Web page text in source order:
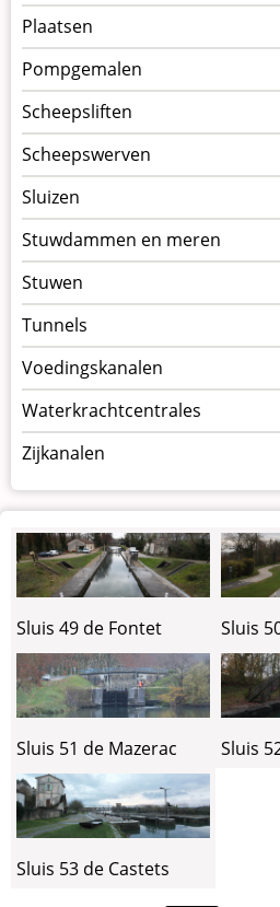
Plaatsen
Pompgemalen
Scheepsliften
Scheepswerven
Sluizen
Stuwdammen en meren
Stuwen
Tunnels
Voedingskanalen
Waterkrachtcentrales
Zijkanalen
Sluis 49 de Fontet Sluis
Sluis 51 de Mazerac Sluis
Sluis 53 de Castets